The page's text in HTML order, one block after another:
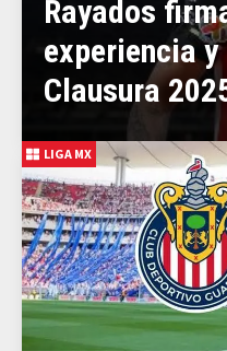
Rayados
experiencia
Clausura
LIGA MX